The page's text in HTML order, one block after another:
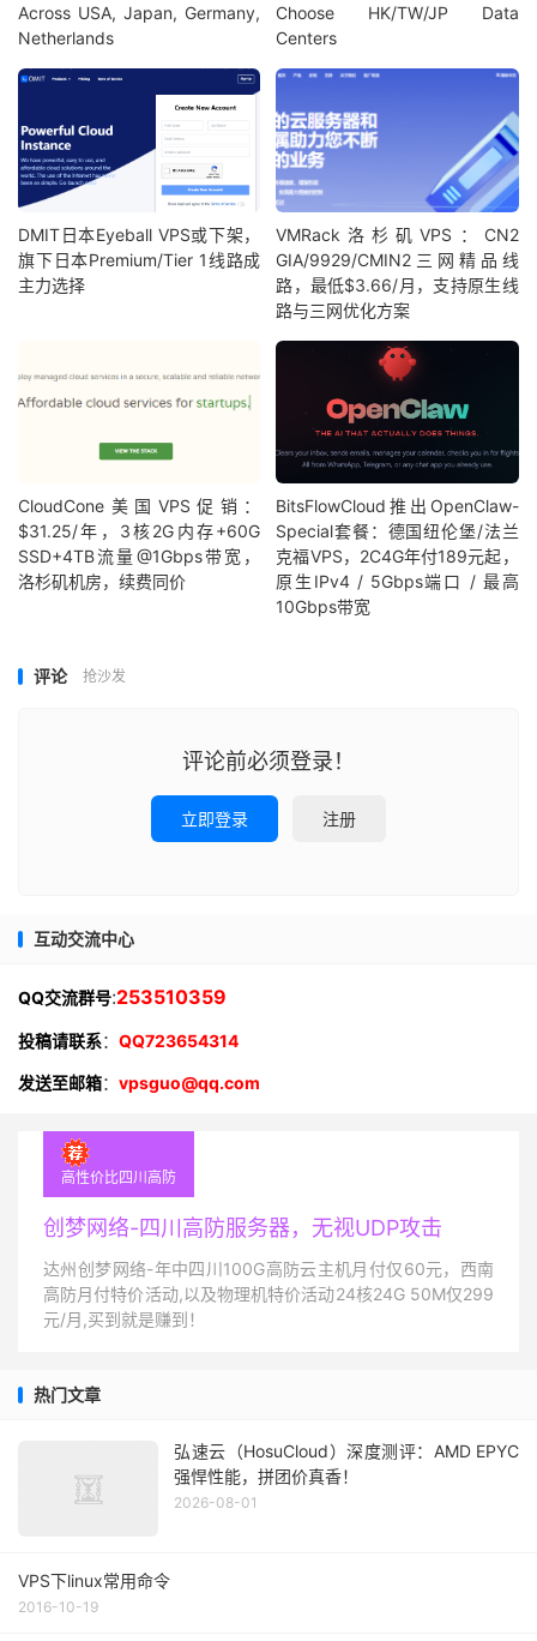
Across USA, Japan, Germany,
Netherlands
Choose HK/TW/JP Data
Centers
DMIT日本Eyeball VPS或下架，
旗下日本Premium/Tier 1线路成
主力选择
VMRack洛杉矶VPS：CN2
GIA/9929/CMIN2三网精品线
路，最低$3.66/月，支持原生线
路与三网优化方案
CloudCone美国VPS促销：
$31.25/年，3核2G内存+60G
SSD+4TB流量@1Gbps带宽，
洛杉矶机房，续费同价
BitsFlowCloud推出OpenClaw-
Special套餐：德国纽伦堡/法兰
克福VPS，2C4G年付189元起，
原生IPv4 / 5Gbps端口 / 最高
10Gbps带宽
评论 抢沙发
评论前必须登录！
立即登录 注册
互动交流中心
QQ交流群号:253510359
投稿请联系： QQ723654314
发送至邮箱： vpsguo@qq.com
高性价比四川高防
创梦网络-四川高防服务器，无视UDP攻击
达州创梦网络-年中四川100G高防云主机月付仅60元，西南
高防月付特价活动,以及物理机特价活动24核24G 50M仅299
元/月,买到就是赚到！
热门文章
弘速云（HosuCloud）深度测评：AMD EPYC
强悍性能，拼团价真香！
2026-08-01
VPS下linux常用命令
2016-10-19